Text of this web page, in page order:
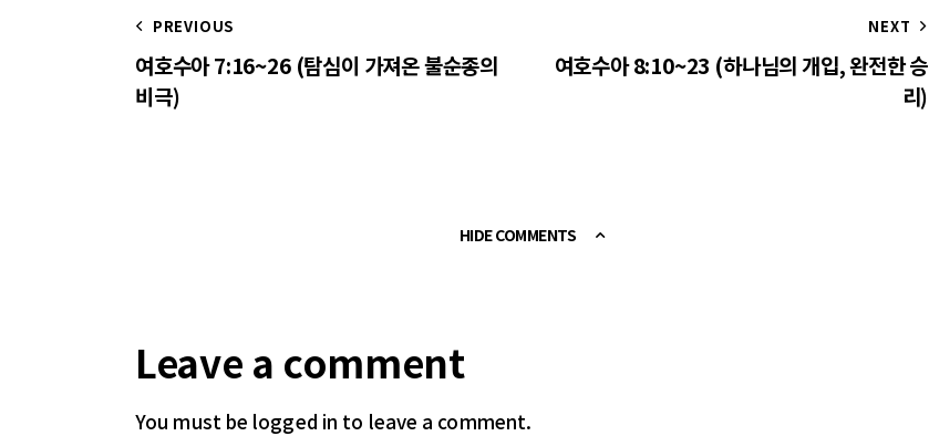
PREVIOUS
여호수아 7:16~26 (탐심이 가져온 불순종의
비극)
NEXT
여호수아 8:10~23 (하나님의 개입, 완전한 승
리)
HIDE COMMENTS
Leave a comment
You must be logged in to leave a comment.